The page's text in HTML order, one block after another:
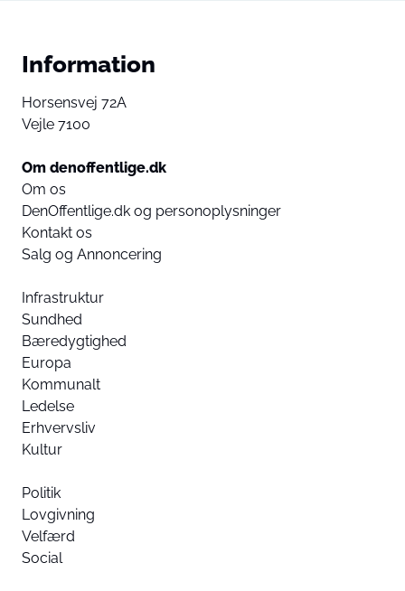
Information
Horsensvej 72A
Vejle 7100
Om denoffentlige.dk
Om os
DenOffentlige.dk og personoplysninger
Kontakt os
Salg og Annoncering
Infrastruktur
Sundhed
Bæredygtighed
Europa
Kommunalt
Ledelse
Erhvervsliv
Kultur
Politik
Lovgivning
Velfærd
Social